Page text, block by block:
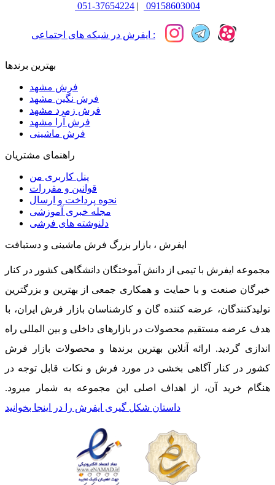
051-37654224 | 09158603004
ایفرش در شبکه های اجتماعی :
بهترین برندها
فرش مشهد
فرش نگین مشهد
فرش زمرد مشهد
فرش آرا مشهد
فرش ماشینی
راهنمای مشتریان
پنل کاربری من
قوانین و مقررات
نحوه پرداخت و ارسال
مجله خبری آموزشی
دلنوشته های فرشی
ایفرش ، بازار بزرگ فرش ماشینی و دستبافت
مجموعه ایفرش با تیمی از دانش آموختگان دانشگاهی کشور در کنار
خبرگان صنعت و با حمایت و همکاری جمعی از بهترین و بزرگترین
تولیدکنندگان، عرضه کننده گان و کارشناسان بازار فرش ایران، با
هدف عرضه مستقیم محصولات در بازارهای داخلی و بین المللی راه
اندازی گردید. ارائه آنلاین بهترین برندها و محصولات بازار فرش
کشور در کنار آگاهی بخشی در مورد فرش و نکات قابل توجه در
هنگام خرید آن، از اهداف اصلی این مجموعه به شمار میرود.
داستان شکل گیری ایفرش را در اینجا بخوانید